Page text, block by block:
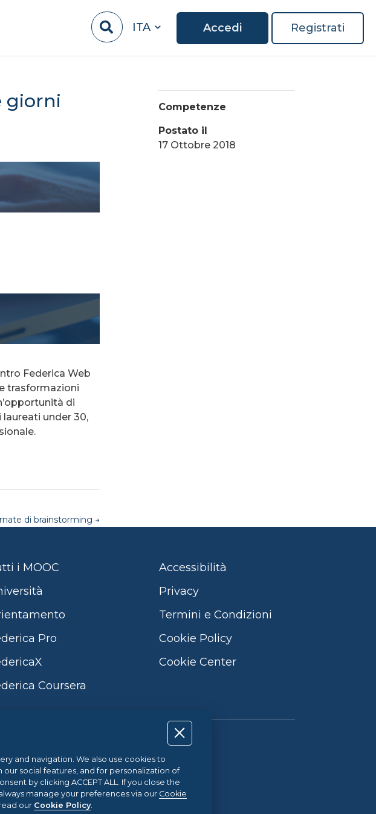
Registrati
Accedi
ITA
giorni
Federica Web
trasformazioni
di
under 30,
di brainstorming →
Competenze
Postato il
17 Ottobre 2018
i MOOC
Pro
Coursera
Accessibilità
Privacy
Termini e Condizioni
Cookie Policy
Cookie Center
Sistema di Gestione Qualità UNI EN ISO 9001:2015
.eu Web Awards 2021
and navigation. We also use cookies to
social features, and for personalization of
by clicking ACCEPT ALL. If you close the
manage your preferences via our Cookie
our Cookie Policy.